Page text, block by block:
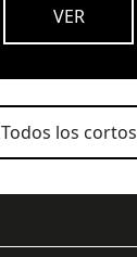
VER
Todos los cortos